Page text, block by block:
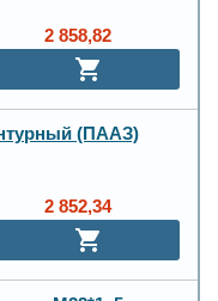
2 858,82
(ПААЗ)
2 852,34